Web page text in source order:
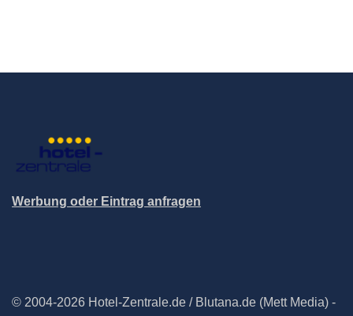
Werbung oder Eintrag anfragen
© 2004-2026 Hotel-Zentrale.de / Blutana.de (Mett Media) -